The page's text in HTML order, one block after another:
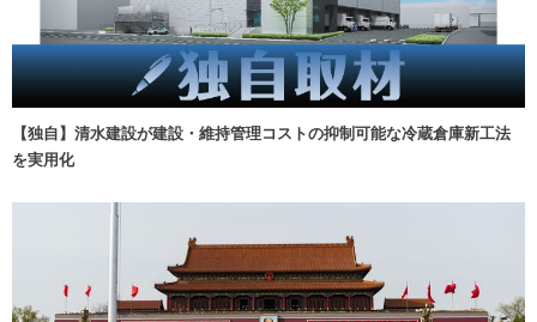
【独自】清水建設が建設・維持管理コストの抑制可能な冷蔵倉庫新工法
を実用化